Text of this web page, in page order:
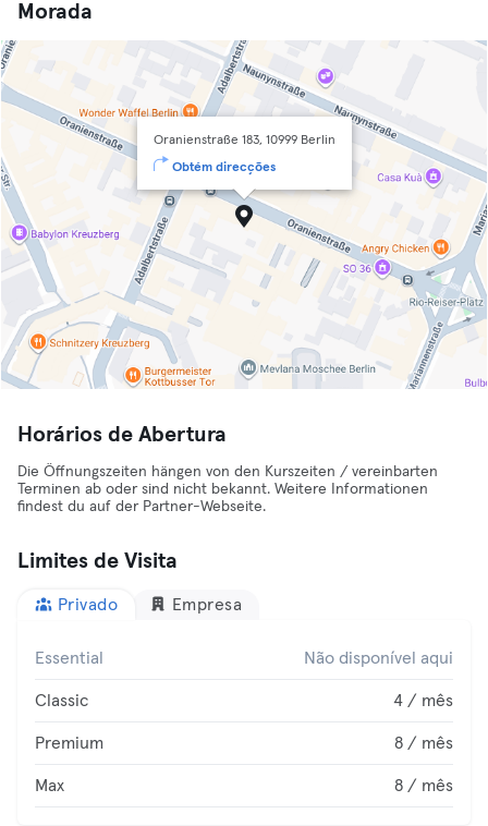
Morada
Oranienstraße 183, 10999 Berlin
Obtém direcções
Horários de Abertura
Die Öffnungszeiten hängen von den Kurszeiten / vereinbarten
Terminen ab oder sind nicht bekannt. Weitere Informationen
findest du auf der Partner-Webseite.
Limites de Visita
Privado Empresa
Essential Não disponível aqui
Classic 4 / mês
Premium 8 / mês
Max 8 / mês